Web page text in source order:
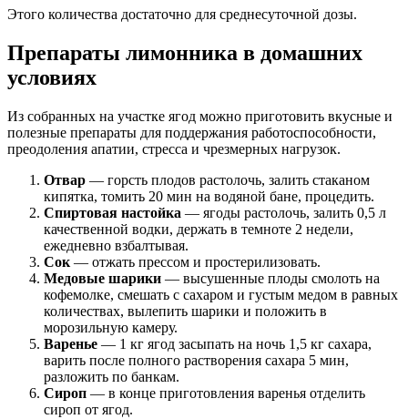
Этого количества достаточно для среднесуточной дозы.
Препараты лимонника в домашних
условиях
Из собранных на участке ягод можно приготовить вкусные и
полезные препараты для поддержания работоспособности,
преодоления апатии, стресса и чрезмерных нагрузок.
Отвар — горсть плодов растолочь, залить стаканом
кипятка, томить 20 мин на водяной бане, процедить.
Спиртовая настойка — ягоды растолочь, залить 0,5 л
качественной водки, держать в темноте 2 недели,
ежедневно взбалтывая.
Сок — отжать прессом и простерилизовать.
Медовые шарики — высушенные плоды смолоть на
кофемолке, смешать с сахаром и густым медом в равных
количествах, вылепить шарики и положить в
морозильную камеру.
Варенье — 1 кг ягод засыпать на ночь 1,5 кг сахара,
варить после полного растворения сахара 5 мин,
разложить по банкам.
Сироп — в конце приготовления варенья отделить
сироп от ягод.